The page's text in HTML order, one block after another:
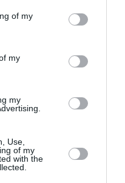
of my
my
my
Use,
of my
with the
τελευταία νέα για